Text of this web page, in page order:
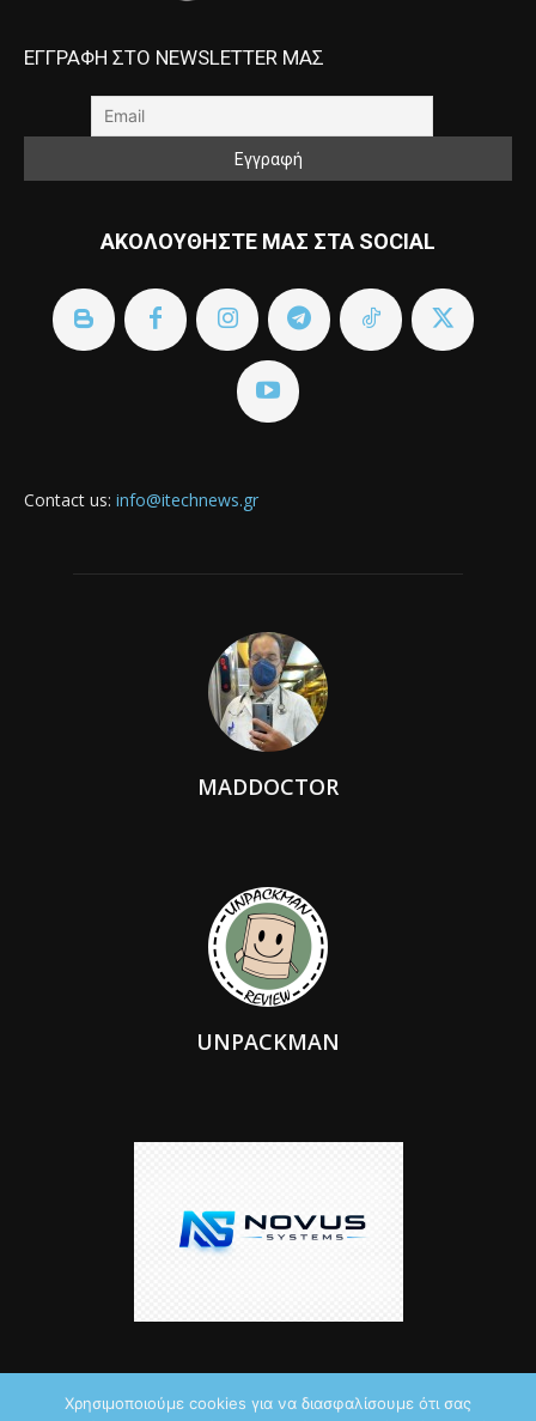
ΕΓΓΡΑΦΗ ΣΤΟ NEWSLETTER ΜΑΣ
ΑΚΟΛΟΥΘΗΣΤΕ ΜΑΣ ΣΤΑ SOCIAL
Contact us: info@itechnews.gr
MADDOCTOR
UNPACKMAN
Χρησιμοποιούμε cookies για να διασφαλίσουμε ότι σας